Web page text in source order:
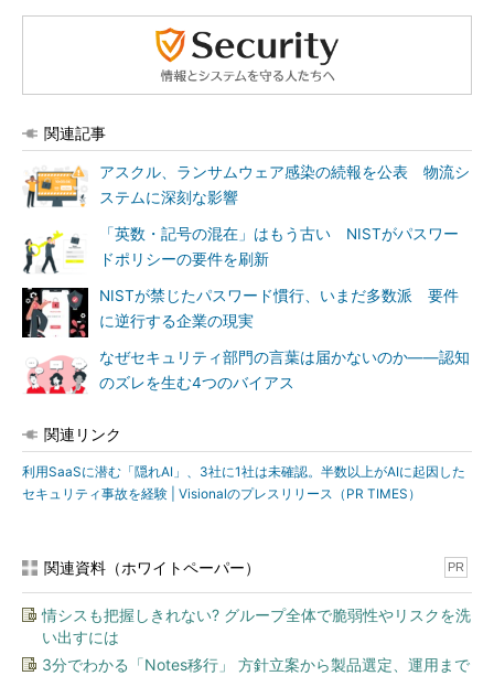
関連記事
アスクル、ランサムウェア感染の続報を公表 物流シ
ステムに深刻な影響
「英数・記号の混在」はもう古い NISTがパスワー
ドポリシーの要件を刷新
NISTが禁じたパスワード慣行、いまだ多数派 要件
に逆行する企業の現実
なぜセキュリティ部門の言葉は届かないのか――認知
のズレを生む4つのバイアス
関連リンク
利用SaaSに潜む「隠れAI」、3社に1社は未確認。半数以上がAIに起因した
セキュリティ事故を経験 | Visionalのプレスリリース（PR TIMES）
関連資料（ホワイトペーパー） PR
情シスも把握しきれない? グループ全体で脆弱性やリスクを洗
い出すには
3分でわかる「Notes移行」 方針立案から製品選定、運用まで